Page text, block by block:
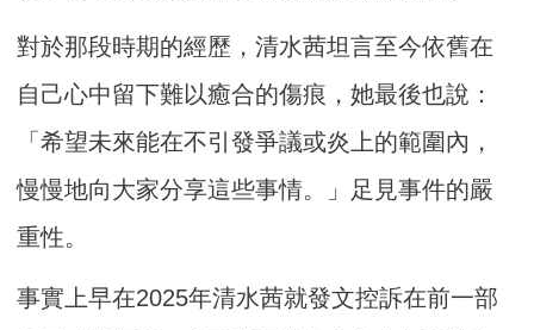
對於那段時期的經歷，清水茜坦言至今依舊在
自己心中留下難以癒合的傷痕，她最後也說：
「希望未來能在不引發爭議或炎上的範圍內，
慢慢地向大家分享這些事情。」足見事件的嚴
重性。
事實上早在2025年清水茜就發文控訴在前一部